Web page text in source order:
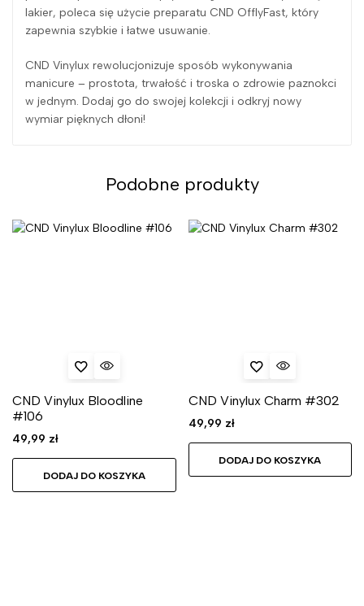
lakier, poleca się użycie preparatu CND OfflyFast, który
zapewnia szybkie i łatwe usuwanie.
CND Vinylux rewolucjonizuje sposób wykonywania
manicure – prostota, trwałość i troska o zdrowie paznokci
w jednym. Dodaj go do swojej kolekcji i odkryj nowy
wymiar pięknych dłoni!
Podobne produkty
CND Vinylux Bloodline
#106
49,99 zł
DODAJ DO KOSZYKA
CND Vinylux Charm #302
49,99 zł
DODAJ DO KOSZYKA